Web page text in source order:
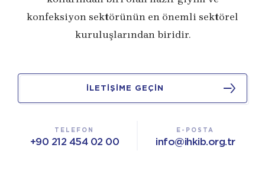
konfeksiyon sektörünün en önemli sektörel
kuruluşlarından biridir.
İLETİŞİME GEÇİN
TELEFON
+90 212 454 02 00
E-POSTA
info@ihkib.org.tr